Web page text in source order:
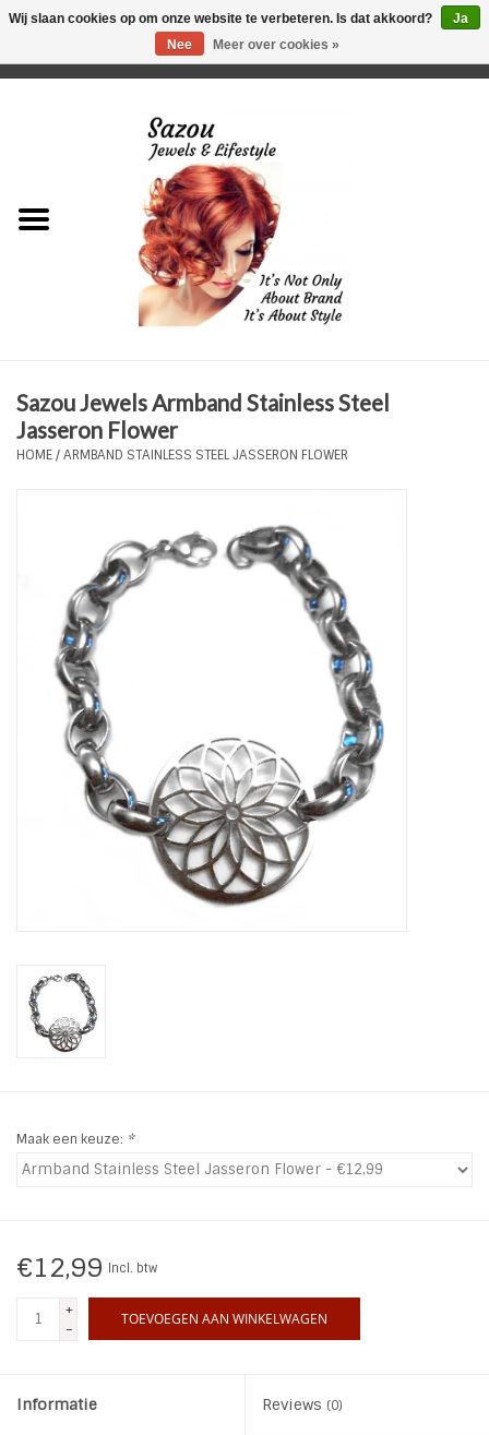
Just for Him
Plus Size Sieraden
Haaraccesoires
Zonnebrillen
Fashion
ON THE BEACH
INSPIRATIE
Blog
Sazou Jewels Armband Stainless Steel
Jasseron Flower
HOME/ARMBAND STAINLESS STEEL JASSERON FLOWER
Maak een keuze: *
€12,99 Incl. btw
+
-
TOEVOEGEN AAN WINKELWAGEN
Informatie Reviews (0)
Wij slaan cookies op om onze website te verbeteren. Is dat akkoord?
Ja
Nee
Meer over cookies »